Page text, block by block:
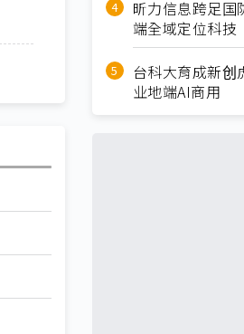
昕力信息跨足国
端全域定位科技
台科大育成新创
业地端AI商用